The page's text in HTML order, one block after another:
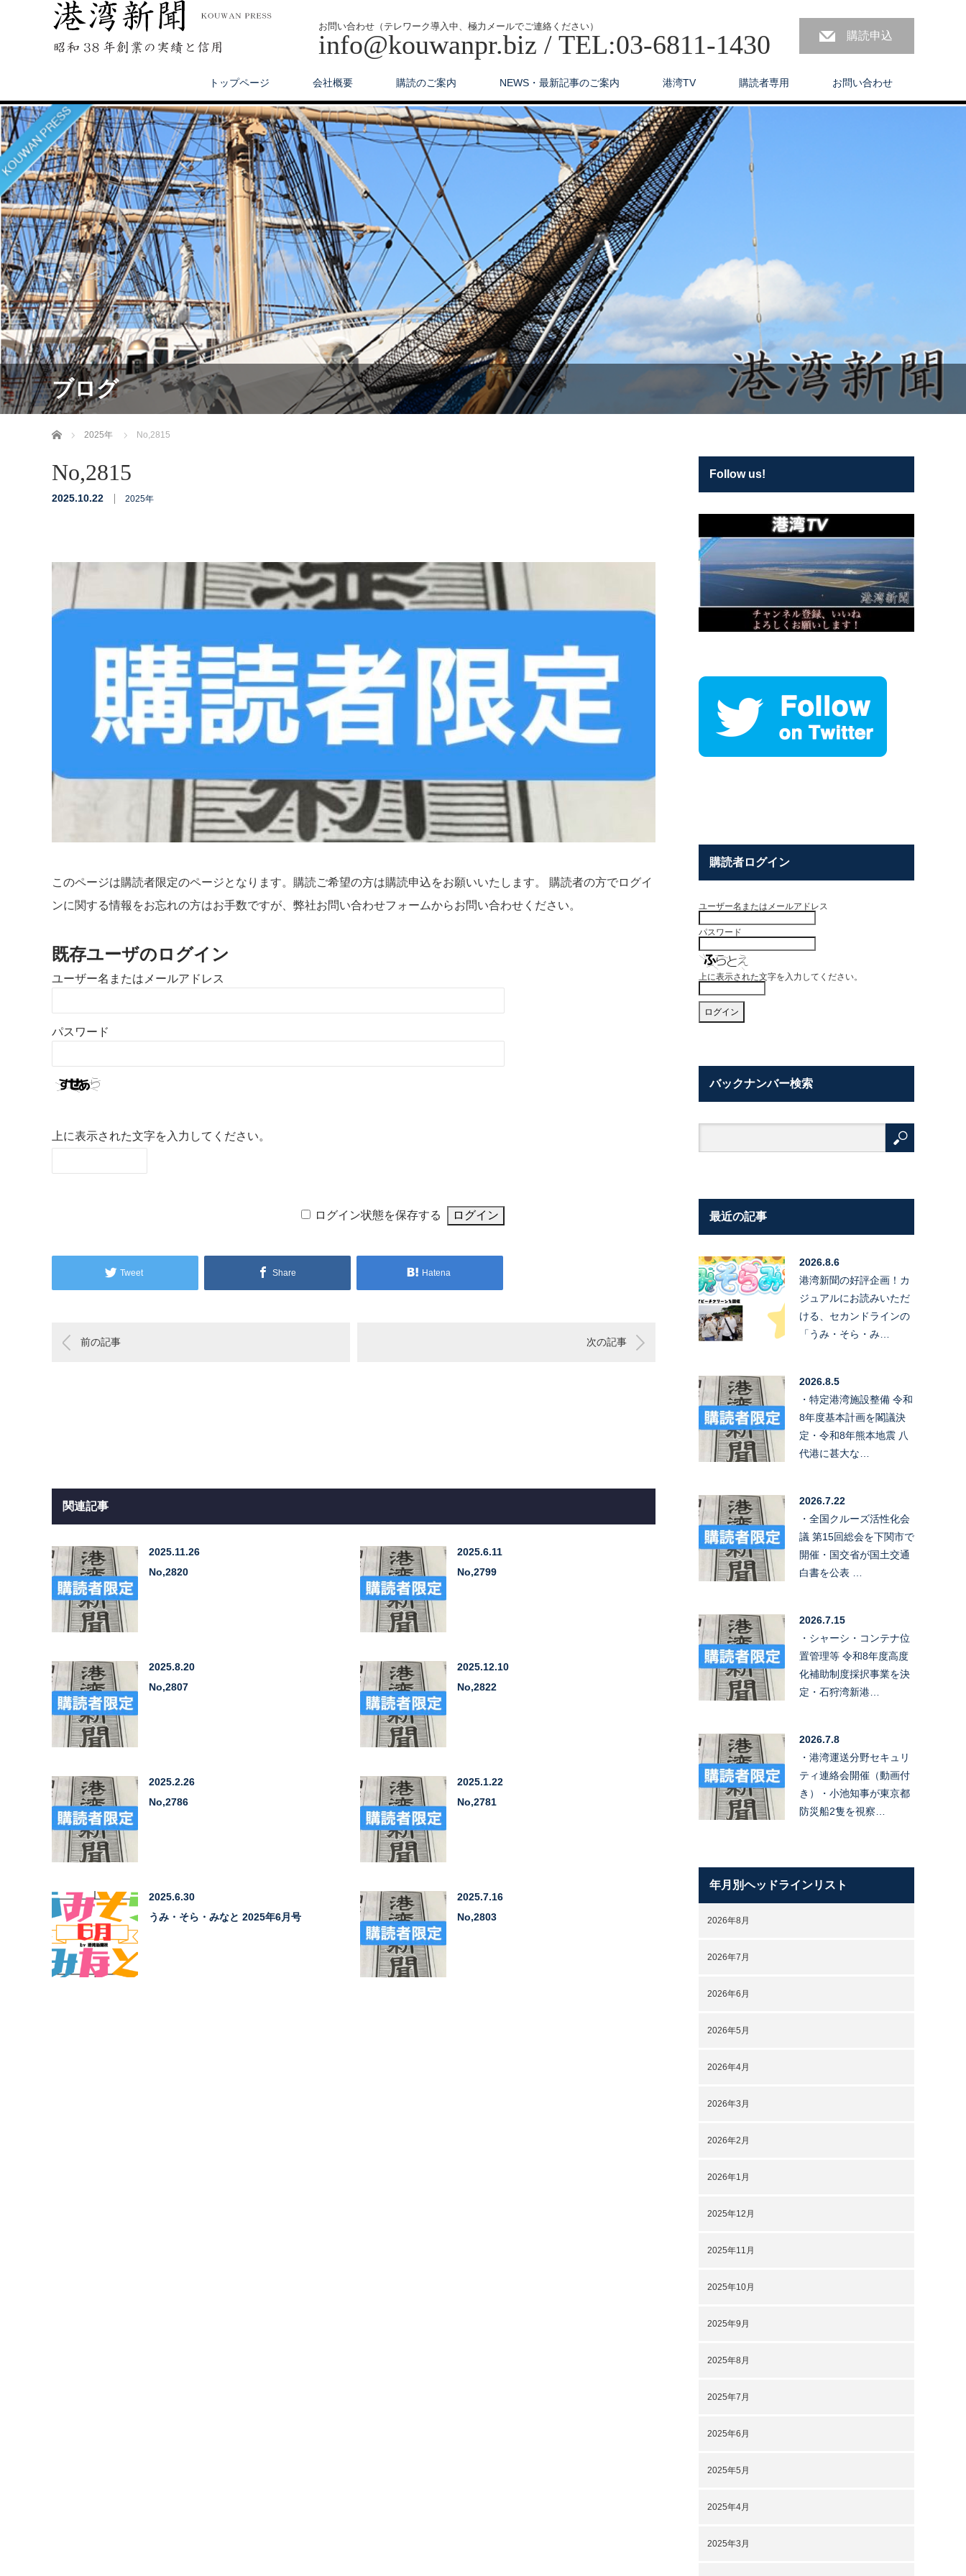
お問い合わせ（テレワーク導入中、極力メールでご連絡ください）
info@kouwanpr.biz / TEL:03-6811-1430 購読申込
トップページ 会社概要 購読のご案内 NEWS・最新記事のご案内 港湾TV 購読者専用 お問い合わせ
ブログ
ホーム 2025年 No,2815
No,2815
2025.10.22 2025年
このページは購読者限定のページとなります。購読ご希望の方は購読申込をお願いいたします。 購読者の方でログイ
ンに関する情報をお忘れの方はお手数ですが、弊社お問い合わせフォームからお問い合わせください。
既存ユーザのログイン
ユーザー名またはメールアドレス
パスワード
上に表示された文字を入力してください。
ログイン状態を保存する
Tweet Share Hatena
前の記事 次の記事
関連記事
2025.11.26
No,2820
2025.6.11
No,2799
2025.8.20
No,2807
2025.12.10
No,2822
2025.2.26
No,2786
2025.1.22
No,2781
2025.6.30
うみ・そら・みなと 2025年6月号
2025.7.16
No,2803
Follow us!
購読者ログイン
ユーザー名またはメールアドレス
パスワード
上に表示された文字を入力してください。
バックナンバー検索
最近の記事
2026.8.6
港湾新聞の好評企画！カ
ジュアルにお読みいただ
ける、セカンドラインの
「うみ・そら・み…
2026.8.5
・特定港湾施設整備 令和
8年度基本計画を閣議決
定・令和8年熊本地震 八
代港に甚大な…
2026.7.22
・全国クルーズ活性化会
議 第15回総会を下関市で
開催・国交省が国土交通
白書を公表 …
2026.7.15
・シャーシ・コンテナ位
置管理等 令和8年度高度
化補助制度採択事業を決
定・石狩湾新港…
2026.7.8
・港湾運送分野セキュリ
ティ連絡会開催（動画付
き）・小池知事が東京都
防災船2隻を視察…
年月別ヘッドラインリスト
2026年8月
2026年7月
2026年6月
2026年5月
2026年4月
2026年3月
2026年2月
2026年1月
2025年12月
2025年11月
2025年10月
2025年9月
2025年8月
2025年7月
2025年6月
2025年5月
2025年4月
2025年3月